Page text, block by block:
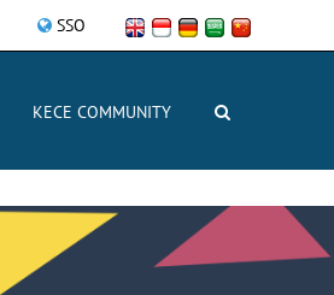
SSO
KECE COMMUNITY